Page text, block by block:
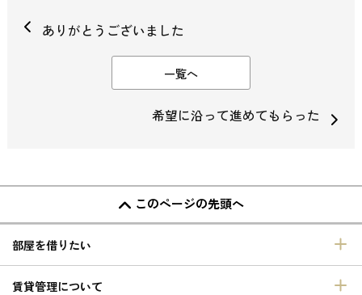
ありがとうございました
一覧へ
希望に沿って進めてもらった
このページの先頭へ
部屋を借りたい
賃貸管理について